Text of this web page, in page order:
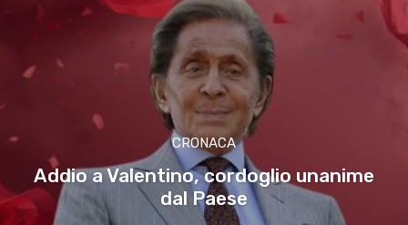
CRONACA
Addio a Valentino, cordoglio unanime
dal Paese